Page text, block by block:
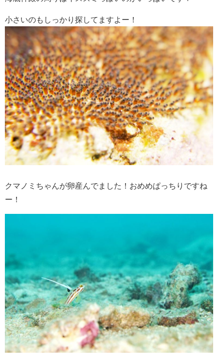
小さいのもしっかり探してますよー！
クマノミちゃんが卵産んでました！おめめぱっちりですね
ー！